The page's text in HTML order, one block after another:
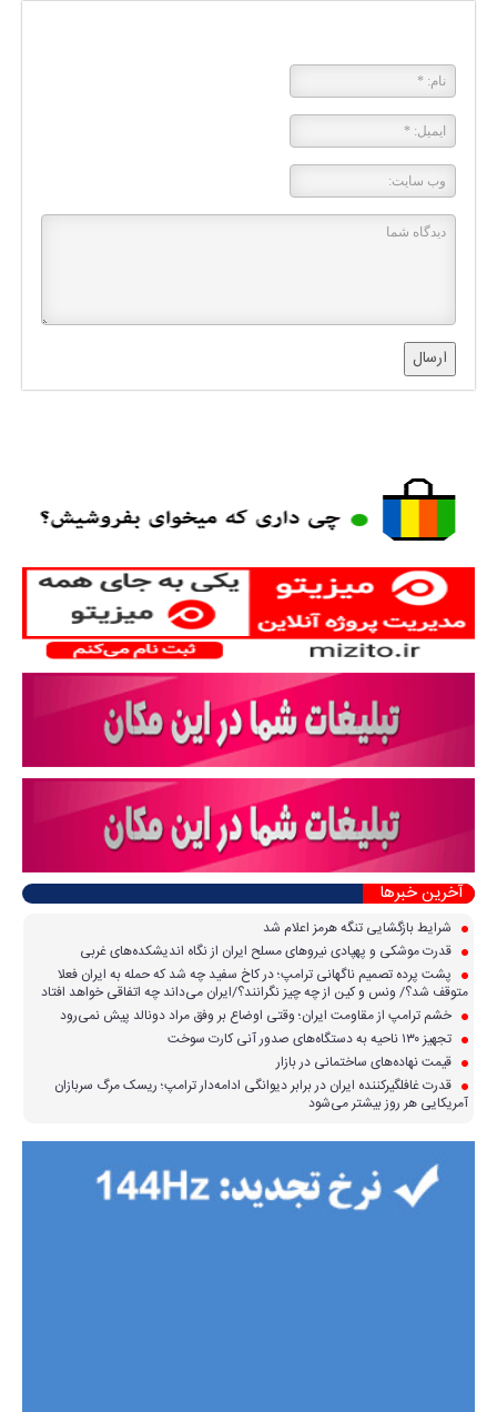
ارسال
آخرین خبرها
شرایط بازگشایی تنگه هرمز اعلام شد
قدرت موشکی و پهپادی نیرو‌های مسلح ایران از نگاه اندیشکده‌های غربی
پشت پرده تصمیم ناگهانی ترامپ؛ در کاخ سفید چه شد که حمله به ایران فعلا
متوقف شد؟/ ونس و کین از چه چیز نگرانند؟/ایران می‌داند چه اتفاقی خواهد افتاد
خشم ترامپ از مقاومت ایران؛ وقتی اوضاع بر وفق مراد دونالد پیش نمی‌رود
تجهیز ۱۳۰ ناحیه به دستگاه‌های صدور آنی کارت سوخت
قیمت نهاده‌های ساختمانی در بازار
قدرت غافلگیرکننده ایران در برابر دیوانگی ادامه‌دار ترامپ؛ ریسک مرگ سربازان
آمریکایی هر روز بیشتر می‌شود